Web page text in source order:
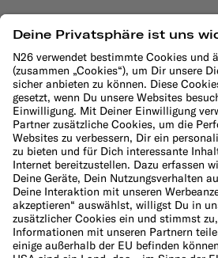
Affiliate-Programm
Lieferanten
Hilfe
Kundenservice
Sitemap
WEITERES
Blog